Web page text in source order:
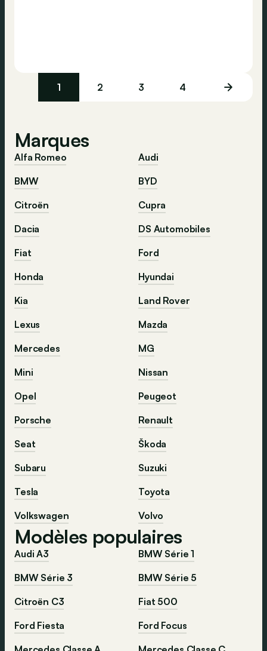
1 2 3 4
Marques
Alfa Romeo
Audi
BMW
BYD
Citroën
Cupra
Dacia
DS Automobiles
Fiat
Ford
Honda
Hyundai
Kia
Land Rover
Lexus
Mazda
Mercedes
MG
Mini
Nissan
Opel
Peugeot
Porsche
Renault
Seat
Škoda
Subaru
Suzuki
Tesla
Toyota
Volkswagen
Volvo
Modèles populaires
Audi A3
BMW Série 1
BMW Série 3
BMW Série 5
Citroën C3
Fiat 500
Ford Fiesta
Ford Focus